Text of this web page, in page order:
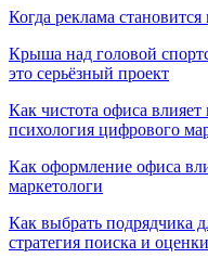
Когда реклама
Крыша над головой
это серьёзный проект
Как чистота офиса влияет
психология цифрового
Как оформление офиса
маркетологи
Как выбрать подрядчика
стратегия поиска и оценки